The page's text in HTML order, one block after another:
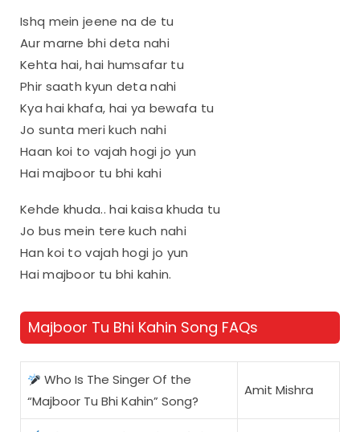
Ishq mein jeene na de tu
Aur marne bhi deta nahi
Kehta hai, hai humsafar tu
Phir saath kyun deta nahi
Kya hai khafa, hai ya bewafa tu
Jo sunta meri kuch nahi
Haan koi to vajah hogi jo yun
Hai majboor tu bhi kahi
Kehde khuda.. hai kaisa khuda tu
Jo bus mein tere kuch nahi
Han koi to vajah hogi jo yun
Hai majboor tu bhi kahin.
Majboor Tu Bhi Kahin Song FAQs
Who Is The Singer Of the
“Majboor Tu Bhi Kahin” Song?
Amit Mishra